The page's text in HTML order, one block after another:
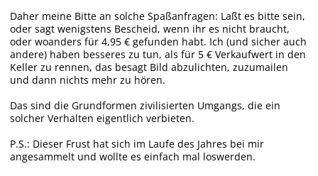
Daher meine Bitte an solche Spaßanfragen: Laßt es bitte sein,
oder sagt wenigstens Bescheid, wenn ihr es nicht braucht,
oder woanders für 4,95 € gefunden habt. Ich (und sicher auch
andere) haben besseres zu tun, als für 5 € Verkaufwert in den
Keller zu rennen, das besagt Bild abzulichten, zuzumailen
und dann nichts mehr zu hören.
Das sind die Grundformen zivilisierten Umgangs, die ein
solcher Verhalten eigentlich verbieten.
P.S.: Dieser Frust hat sich im Laufe des Jahres bei mir
angesammelt und wollte es einfach mal loswerden.